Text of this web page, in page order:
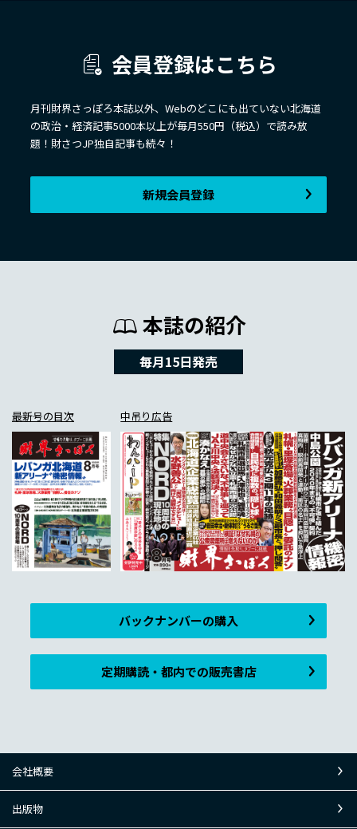
会員登録はこちら
月刊財界さっぽろ本誌以外、Webのどこにも出ていない北海道
の政治・経済記事5000本以上が毎月550円（税込）で読み放
題！財さつJP独自記事も続々！
新規会員登録
本誌の紹介
毎月15日発売
最新号の目次 中吊り広告
バックナンバーの購入
定期購読・都内での販売書店
会社概要
出版物